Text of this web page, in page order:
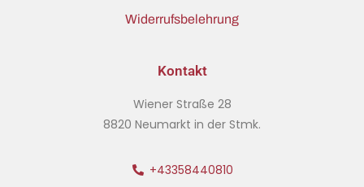
Widerrufsbelehrung
Kontakt
Wiener Straße 28
8820 Neumarkt in der Stmk.
+43358440810